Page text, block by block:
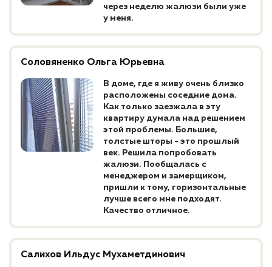
через неделю жалюзи были уже
у меня.
Соловяненко Ольга Юрьевна
В доме, где я живу очень близко
расположены соседние дома.
Как только заезжала в эту
квартиру думала над решением
этой проблемы. Большие,
толстые шторы - это прошлый
век. Решила попробовать
жалюзи. Пообщалась с
менеджером и замерщиком,
пришли к тому, горизонтальные
лучше всего мне подходят.
Качество отличное.
Салихов Ильдус Мухаметдинович